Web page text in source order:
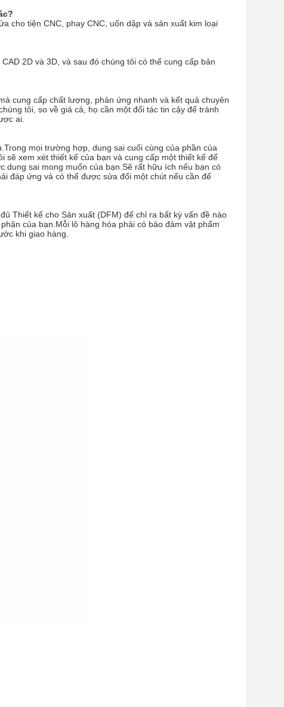
cho tiện CNC, phay CNC, uốn dập và sản xuất kim loại
2D và 3D, và sau đó chúng tôi có thể cung cấp bản
cung cấp chất lượng, phản ứng nhanh và kết quả chuyên
tôi, so về giá cả, họ cần một đối tác tin cậy để tránh
ai.
mọi trường hợp, dung sai cuối cùng của phần của
xem xét thiết kế của bạn và cung cấp một thiết kế để
dung sai mong muốn của bạn.Sẽ rất hữu ích nếu bạn có
đáp ứng và có thể được sửa đổi một chút nếu cần để
Thiết kế cho Sản xuất (DFM) để chỉ ra bất kỳ vấn đề nào
của bạn.Mỗi lô hàng hóa phải có bảo đảm vật phẩm
khi giao hàng.